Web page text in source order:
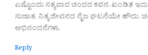
ಎಷ್ಟೊಂದು ಸತ್ಯವಾದ ಚಂದದ ಕವನ. ಖಂಡಿತ
ಸುಜಾತ. ನಿತ್ಯ ಜೀವನದ ನೈಜ ಘಟನೆಯೇ ಹೌದು.
ಅಭಿನಂದನೆಗಳು.
Reply